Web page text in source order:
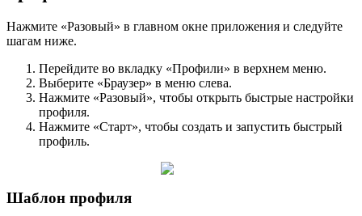
Нажмите «Разовый» в главном окне приложения и следуйте
шагам ниже.
Перейдите во вкладку «Профили» в верхнем меню.
Выберите «Браузер» в меню слева.
Нажмите «Разовый», чтобы открыть быстрые настройки
профиля.
Нажмите «Старт», чтобы создать и запустить быстрый
профиль.
Шаблон профиля